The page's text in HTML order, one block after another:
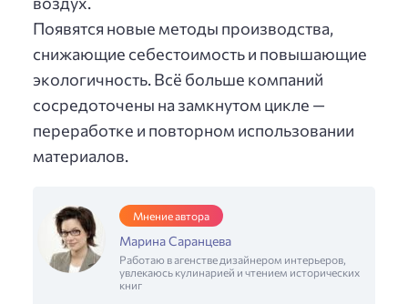
Появятся новые методы производства,
снижающие себестоимость и повышающие
экологичность. Всё больше компаний
сосредоточены на замкнутом цикле —
переработке и повторном использовании
материалов.
Мнение автора
Марина Саранцева
Работаю в агенстве дизайнером интерьеров,
увлекаюсь кулинарией и чтением исторических
книг